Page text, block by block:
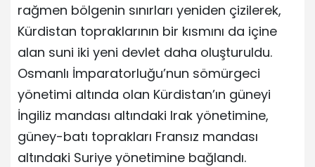
rağmen bölgenin sınırları yeniden çizilerek,
Kürdistan topraklarının bir kısmını da içine
alan suni iki yeni devlet daha oluşturuldu.
Osmanlı İmparatorluğu’nun sömürgeci
yönetimi altında olan Kürdistan’ın güneyi
İngiliz mandası altındaki Irak yönetimine,
güney-batı toprakları Fransız mandası
altındaki Suriye yönetimine bağlandı.